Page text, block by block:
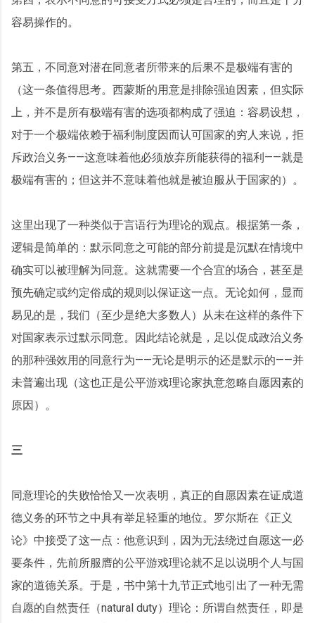
容易操作的。
第五，不同意对潜在同意者所带来的后果不是极端有害的
（这一条值得思考。西蒙斯的用意是排除强迫因素，但实际
上，并不是所有极端有害的选项都构成了强迫：容易设想，
对于一个极端依赖于福利制度因而认可国家的穷人来说，拒
斥政治义务——这意味着他必须放弃所能获得的福利——就是
极端有害的；但这并不意味着他就是被迫服从于国家的）。
这里出现了一种类似于言语行为理论的观点。根据第一条，
逻辑是简单的：默示同意之可能的部分前提是沉默在情境中
确实可以被理解为同意。这就需要一个合宜的场合，甚至是
预先确定或约定俗成的规则以保证这一点。无论如何，显而
易见的是，我们（至少是绝大多数人）从未在这样的条件下
对国家表示过默示同意。因此结论就是，足以促成政治义务
的那种强效用的同意行为——无论是明示的还是默示的——并
未普遍出现（这也正是公平游戏理论家执意忽略自愿因素的
原因）。
三
同意理论的失败恰恰又一次表明，真正的自愿因素在证成道
德义务的环节之中具有举足轻重的地位。罗尔斯在《正义
论》中接受了这一点：他意识到，因为无法绕过自愿这一必
要条件，先前所服膺的公平游戏理论就不足以说明个人与国
家的道德关系。于是，书中第十九节正式地引出了一种无需
自愿的自然责任（natural duty）理论：所谓自然责任，即是